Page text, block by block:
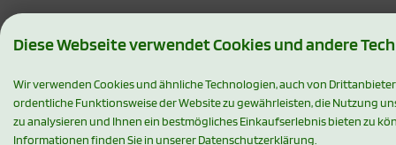
Diese Webseite verwendet Cookies und andere
Wir verwenden Cookies und ähnliche Technologien, auch von
ordentliche Funktionsweise der Website zu gewährleisten, die Nutzung
zu analysieren und Ihnen ein bestmögliches Einkaufserlebnis bieten zu
Informationen finden Sie in unserer Datenschutzerklärung.